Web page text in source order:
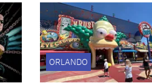
ORLANDO